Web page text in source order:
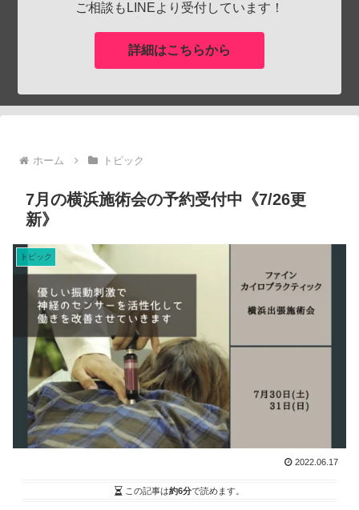
ご相談もLINEより受付しています！
詳細はこちらから
ホーム トピック
7月の横浜施術会の予約受付中《7/26更
新》
トピック
2022.06.17
この記事は約6分で読めます。